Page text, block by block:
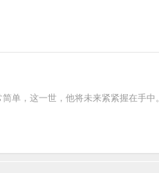
单，这一世，他将未来紧紧握在手中。